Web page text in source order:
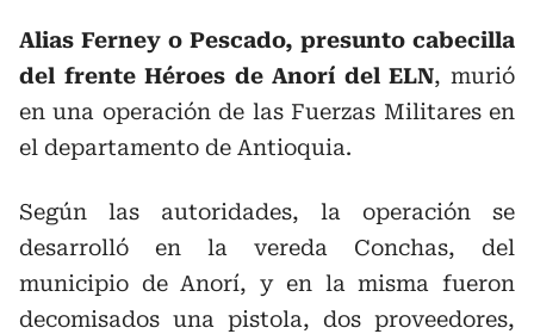
Alias Ferney o Pescado, presunto cabecilla
del frente Héroes de Anorí del ELN, murió
en una operación de las Fuerzas Militares en
el departamento de Antioquia.
Según las autoridades, la operación se
desarrolló en la vereda Conchas, del
municipio de Anorí, y en la misma fueron
decomisados una pistola, dos proveedores,